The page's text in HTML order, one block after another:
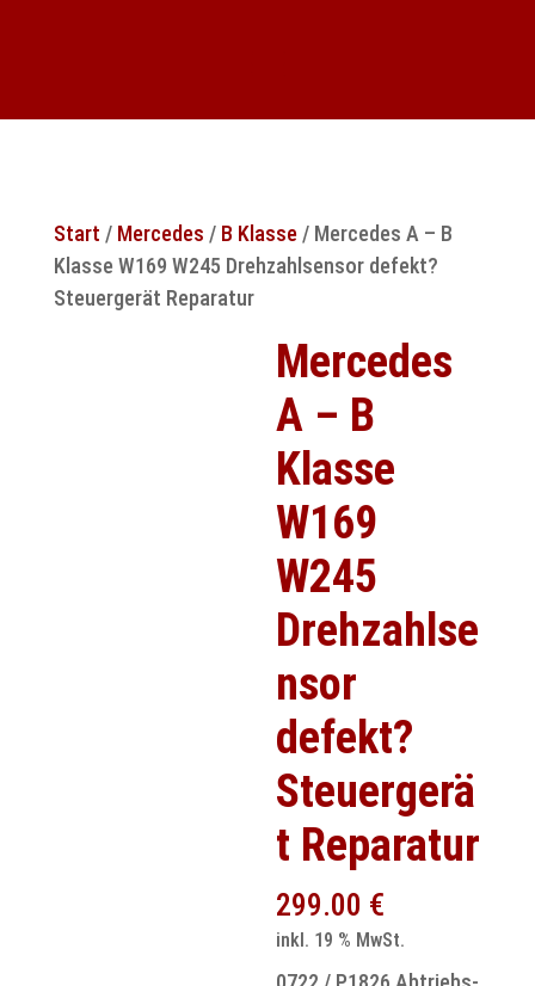
Start / Mercedes / B Klasse/ Mercedes A – B
Klasse W169 W245 Drehzahlsensor defekt?
Steuergerät Reparatur
Mercedes
A – B
Klasse
W169
W245
Drehzahlse
nsor
defekt?
Steuergerä
t Reparatur
299.00 €
inkl. 19 % MwSt.